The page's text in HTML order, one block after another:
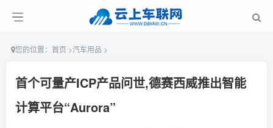
您的位置： 首页 >汽车用品 >
首个可量产ICP产品问世,德赛西威推出智能
计算平台“Aurora”